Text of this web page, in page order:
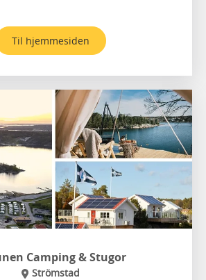
Til hjemmesiden
Camping & Stugor
Strömstad